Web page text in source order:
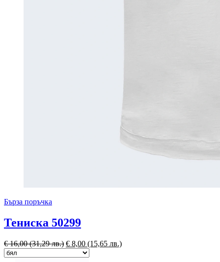
Бърза поръчка
Тениска 50299
€16,00(31,29 лв.) € 8,00 (15,65 лв.)